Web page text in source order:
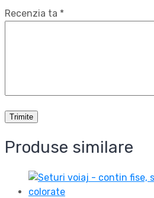
Recenzia ta *
Produse similare